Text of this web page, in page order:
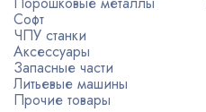
Софт
ЧПУ станки
Аксессуары
Запасные части
Литьевые машины
Прочие товары